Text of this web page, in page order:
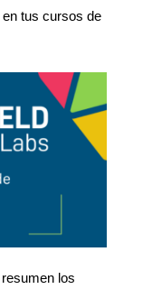
tus cursos de
los